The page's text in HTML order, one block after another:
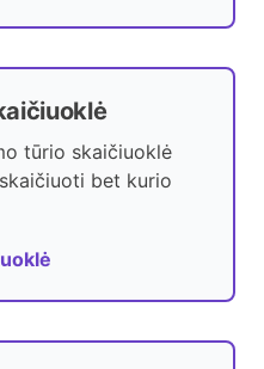
tūrio skaičiuoklė
bet kurio